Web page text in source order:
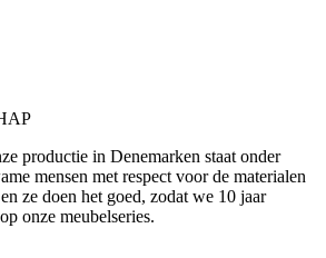
productie in Denemarken staat onder
mensen met respect voor de materialen
ze doen het goed, zodat we 10 jaar
onze meubelseries.